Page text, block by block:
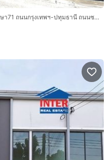
ทาวน์เฮ้าส์ 2 ชั้น 17.7 ตร.ว. หมู่บ้านพฤกษา71 ถนนกรุงเทพฯ-ปทุมธานี ถนนซอยวัดไพร่ฟ้า เมืองปทุมธานี ปทุมธานี